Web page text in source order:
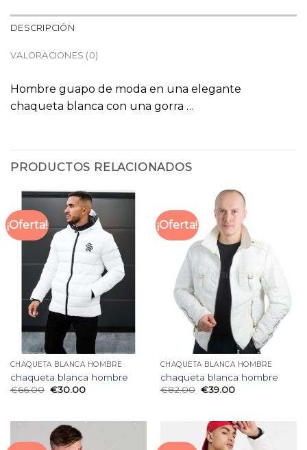
DESCRIPCIÓN
VALORACIONES (0)
Hombre guapo de moda en una elegante
chaqueta blanca con una gorra …
PRODUCTOS RELACIONADOS
¡Oferta!
CHAQUETA BLANCA HOMBRE
chaqueta blanca hombre
€66.00 €30.00
¡Oferta!
CHAQUETA BLANCA HOMBRE
chaqueta blanca hombre
€82.00 €39.00